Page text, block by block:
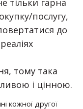
тільки гарна
послугу,
до
тому така
і цінною.
кожної другої